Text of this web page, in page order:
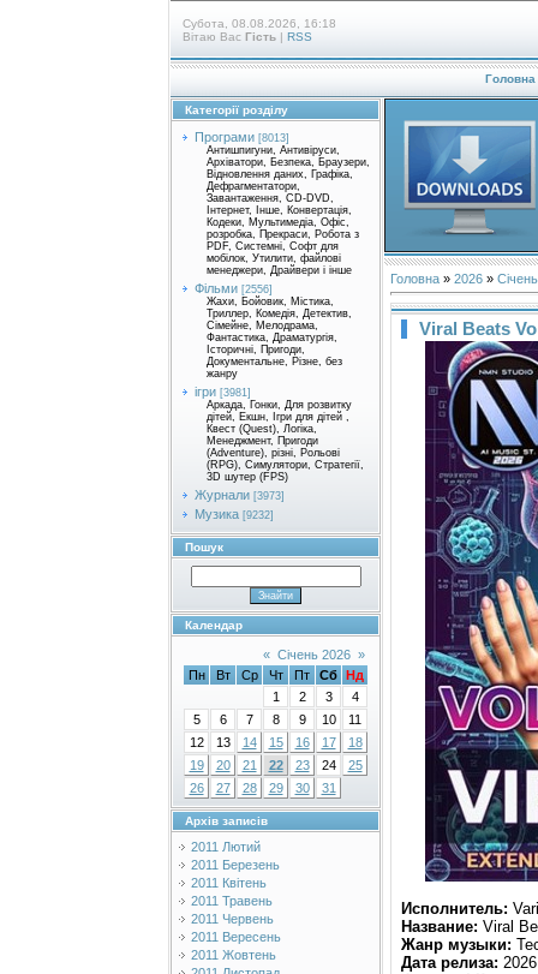
Субота, 08.08.2026, 16:18
Вітаю Вас Гість | RSS
Головна
Категорії розділу
Програми [8013]
Антишпигуни, Антивіруси,
Архіватори, Безпека, Браузери,
Відновлення даних, Графіка,
Дефрагментатори,
Завантаження, CD-DVD,
Інтернет, Інше, Конвертація,
Кодеки, Мультимедіа, Офіс,
розробка, Прекраси, Робота з
PDF, Системні, Софт для
мобілок, Утилити, файлові
менеджери, Драйвери і інше
Фільми [2556]
Жахи, Бойовик, Містика,
Триллер, Комедія, Детектив,
Сімейне, Мелодрама,
Фантастика, Драматургія,
Історичні, Пригоди,
Документальне, Різне, без
жанру
ігри [3981]
Аркада, Гонки, Для розвитку
дітей, Екшн, Ігри для дітей ,
Квест (Quest), Логіка,
Менеджмент, Пригоди
(Adventure), різні, Рольові
(RPG), Симулятори, Стратегії,
3D шутер (FPS)
Журнали [3973]
Музика [9232]
Пошук
Календар
« Січень 2026 »
Пн
Вт Ср Чт Пт Сб Нд
1
2 3
4
5
6 7 8 9 10
11
12
13 14 15 16 17
18
19
20 21 22 23 24
25
26
27 28 29 30 31
Архів записів
2011 Лютий
2011 Березень
2011 Квітень
2011 Травень
2011 Червень
2011 Вересень
2011 Жовтень
Головна » 2026 » Січень
Viral Beats
Исполнитель:
Название: Viral
Жанр музыки:
Дата релиза: 2026